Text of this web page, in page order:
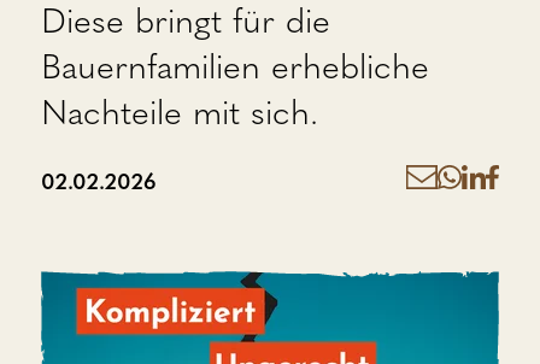
Diese bringt für die
Bauernfamilien erhebliche
Nachteile mit sich.
02.02.2026